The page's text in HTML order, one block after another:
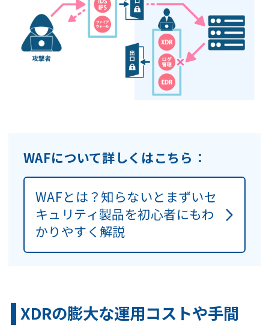
WAFについて詳しくはこちら：
WAFとは？知らないとまずいセ
キュリティ製品を初心者にもわ
かりやすく解説
XDRの膨大な運用コストや手間